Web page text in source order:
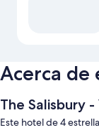
Acerca de
The Salisbury
Este hotel de 4